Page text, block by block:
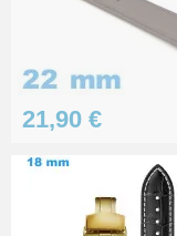
21,90 €